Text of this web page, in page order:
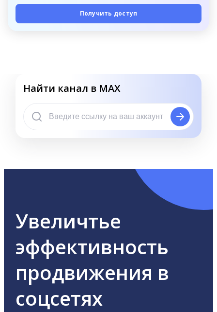
Получить доступ
Найти канал в MAX
Увеличтье
эффективность
продвижения в
соцсетях